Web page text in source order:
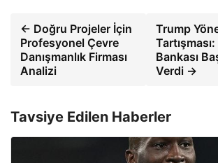
← Doğru Projeler İçin
Profesyonel Çevre
Danışmanlık Firması
Analizi
Trump
Bankası
Verdi →
Tavsiye Edilen Haberler